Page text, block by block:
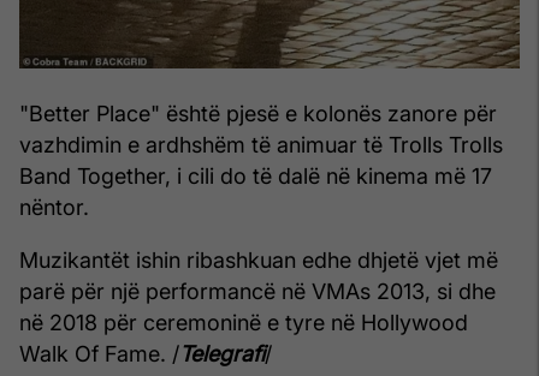
"Better Place" është pjesë e kolonës zanore për
vazhdimin e ardhshëm të animuar të Trolls Trolls
Band Together, i cili do të dalë në kinema më 17
nëntor.
Muzikantët ishin ribashkuan edhe dhjetë vjet më
parë për një performancë në VMAs 2013, si dhe
në 2018 për ceremoninë e tyre në Hollywood
Walk Of Fame. /Telegrafi/